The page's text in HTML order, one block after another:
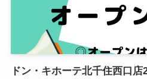
ドン・キホーテ北千住西口店